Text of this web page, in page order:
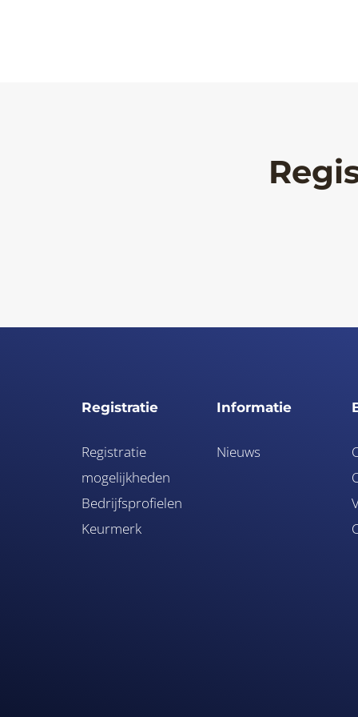
Registratie
Registratie
mogelijkheden
Bedrijfsprofielen
Keurmerk
Informatie
Nieuws